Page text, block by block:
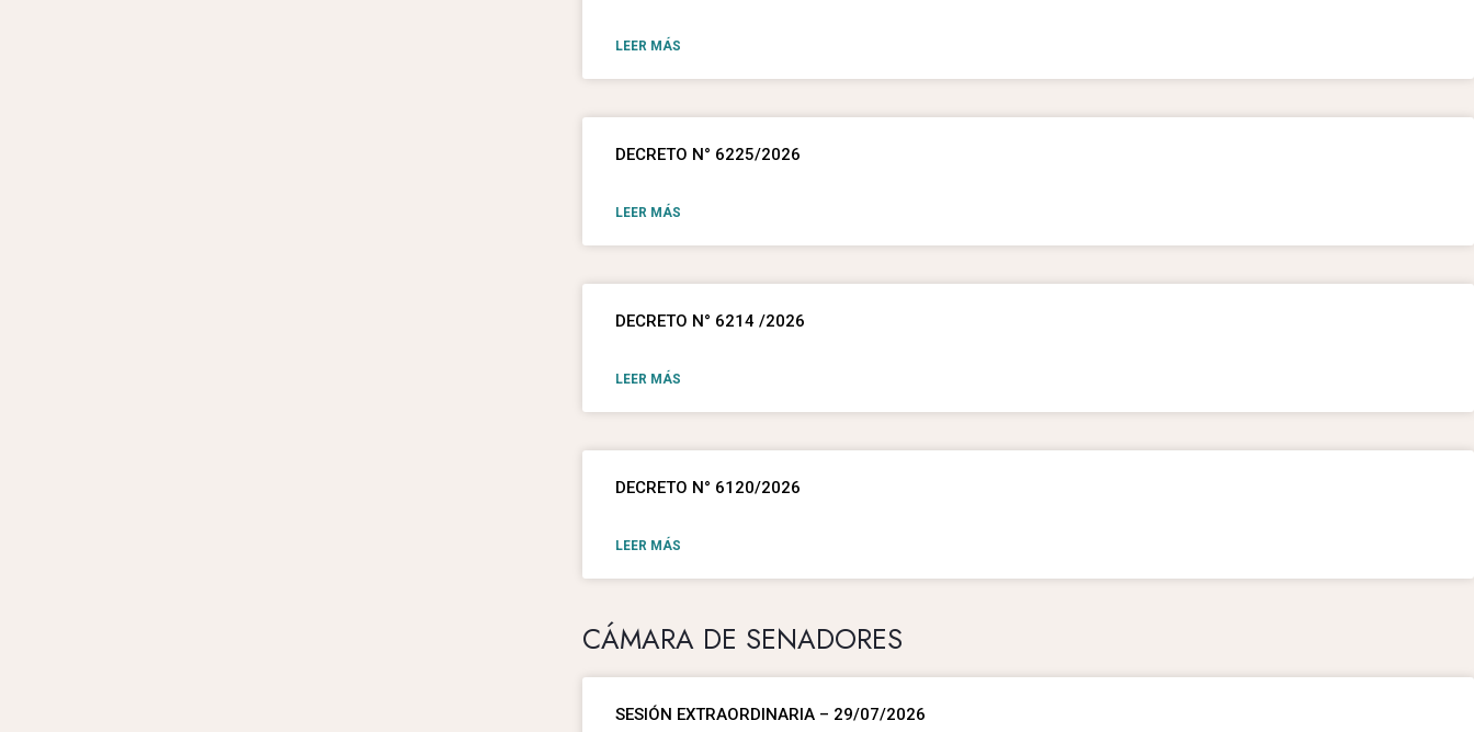
LEER MÁS
DECRETO N° 6225/2026
LEER MÁS
DECRETO N° 6214 /2026
LEER MÁS
DECRETO N° 6120/2026
LEER MÁS
CÁMARA DE SENADORES
SESIÓN EXTRAORDINARIA – 29/07/2026